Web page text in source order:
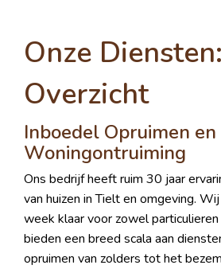
Onze
Overzicht
Inboedel Opruimen en
Woningontruiming
Ons bedrijf heeft ruim 30 jaar
van huizen in Tielt en omgeving.
week klaar voor zowel
bieden een breed scala aan
opruimen van zolders tot het